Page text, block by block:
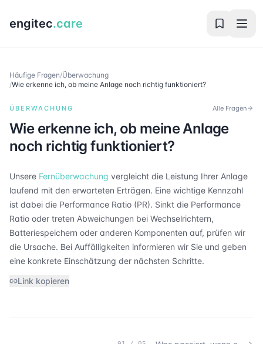
engitec.care
Häufige Fragen/Überwachung
/Wie erkenne ich, ob meine Anlage noch richtig funktioniert?
ÜBERWACHUNG Alle Fragen
Wie erkenne ich, ob meine Anlage
noch richtig funktioniert?
Unsere Fernüberwachung vergleicht die Leistung Ihrer Anlage
laufend mit den erwarteten Erträgen. Eine wichtige Kennzahl
ist dabei die Performance Ratio (PR). Sinkt die Performance
Ratio oder treten Abweichungen bei Wechselrichtern,
Batteriespeichern oder anderen Komponenten auf, prüfen wir
die Ursache. Bei Auffälligkeiten informieren wir Sie und geben
eine konkrete Einschätzung der nächsten Schritte.
Link kopieren